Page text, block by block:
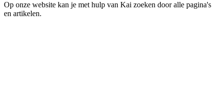
Op onze website kan je met hulp van Kai zoeken door alle pagina's
en artikelen.